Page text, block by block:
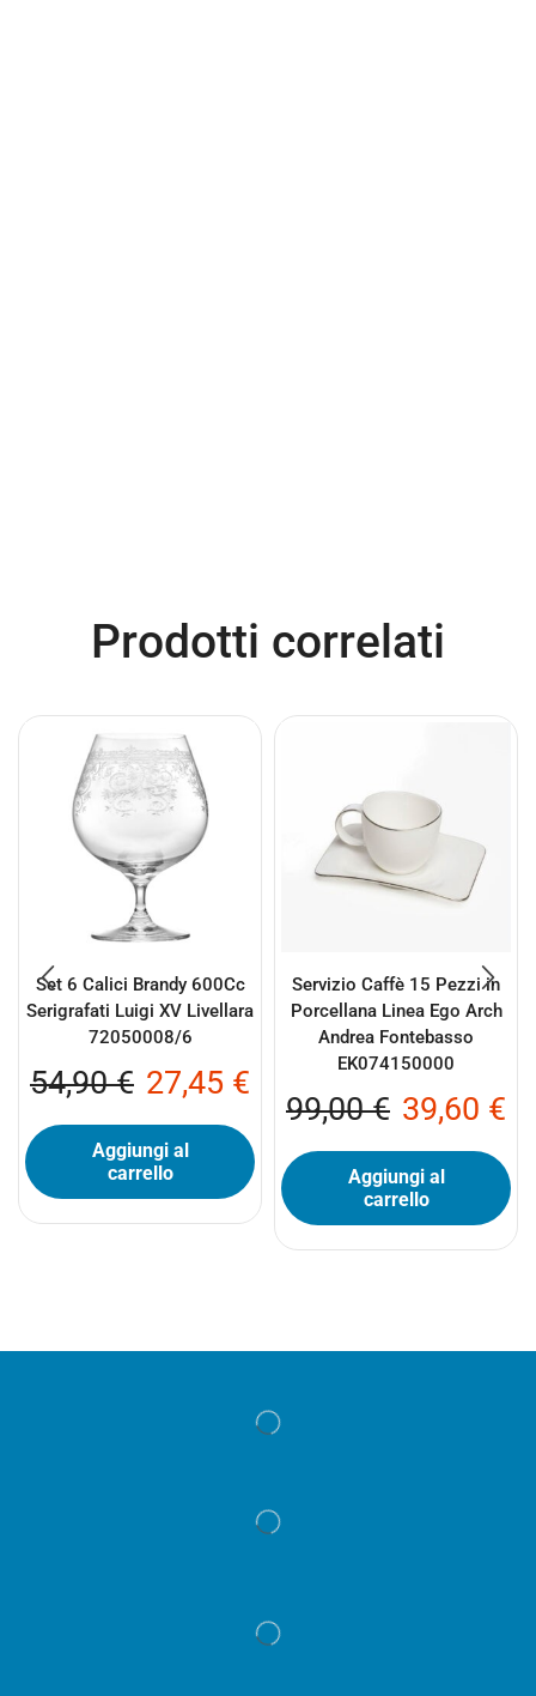
Prodotti correlati
Set 6 Calici Brandy 600Cc
Serigrafati Luigi XV Livellara
72050008/6
54,90€ 27,45 €
Aggiungi al
carrello
Servizio Caffè 15 Pezzi in
Porcellana Linea Ego Arch
Andrea Fontebasso
EK074150000
99,00€ 39,60 €
Aggiungi al
carrello